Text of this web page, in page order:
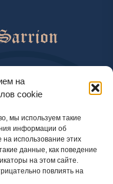
на
cookie
мы используем такие
информации об
на использование этих
данные, как поведение
на этом сайте.
повлиять на
по будням